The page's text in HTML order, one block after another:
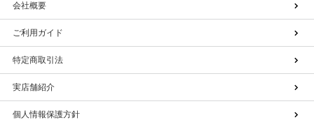
会社概要
ご利用ガイド
特定商取引法
実店舗紹介
個人情報保護方針